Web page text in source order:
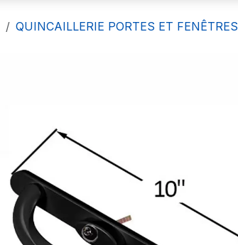
QUINCAILLERIE PORTES ET FENÊTRES